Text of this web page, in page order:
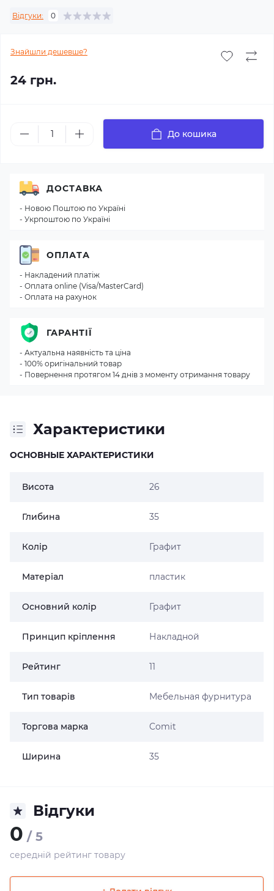
Відгуки: 0
Знайшли дешевше?
24 грн.
До кошика
Характеристики
ОСНОВНЫЕ ХАРАКТЕРИСТИКИ
Висота 26
Глибина 35
Колір Графит
Матеріал пластик
Основний колір Графит
Принцип кріплення Накладной
Рейтинг 11
Тип товарів Мебельная фурнитура
Торгова марка Comit
Ширина 35
Відгуки
0 / 5
середній рейтинг товару
ДОСТАВКА
- Новою Поштою по Україні
- Укрпоштою по Україні
ОПЛАТА
- Накладений платіж
- Оплата online (Visa/MasterCard)
- Оплата на рахунок
ГАРАНТІЇ
- Актуальна наявність та ціна
- 100% оригінальний товар
- Повернення протягом 14 днів з моменту отримання товару